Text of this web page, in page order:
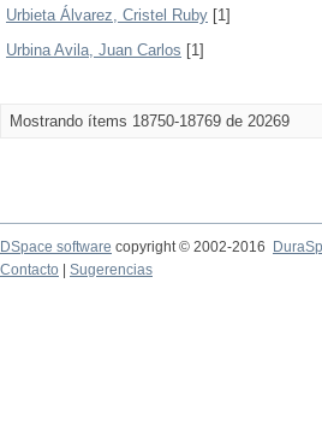
Urbieta Álvarez, Cristel Ruby [1]
Urbina Avila, Juan Carlos [1]
Mostrando ítems 18750-18769 de 20269
DSpace software copyright © 2002-2016
Contacto
Sugerencias